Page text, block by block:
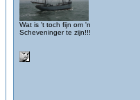
Wat is 't toch fijn om 'n
Scheveninger te zijn!!!